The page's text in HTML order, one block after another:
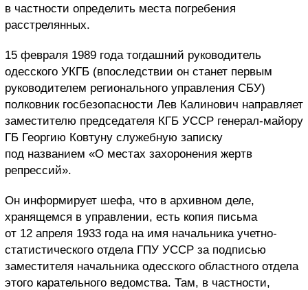
в частности определить места погребения
расстрелянных.
15 февраля 1989 года тогдашний руководитель
одесского УКГБ (впоследствии он станет первым
руководителем регионального управления СБУ)
полковник госбезопасности Лев Калинович направляет
заместителю председателя КГБ УССР генерал-майору
ГБ Георгию Ковтуну служебную записку
под названием «О местах захоронения жертв
репрессий».
Он информирует шефа, что в архивном деле,
хранящемся в управлении, есть копия письма
от 12 апреля 1933 года на имя начальника учетно-
статистического отдела ГПУ УССР за подписью
заместителя начальника одесского областного отдела
этого карательного ведомства. Там, в частности,